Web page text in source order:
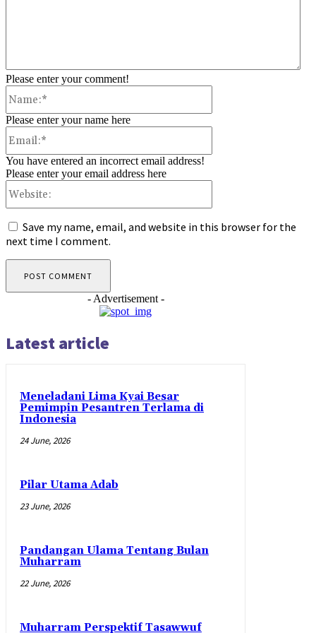
Please enter your comment!
Please enter your name here
You have entered an incorrect email address!
Please enter your email address here
Save my name, email, and website in this browser for the
next time I comment.
- Advertisement -
Latest article
Meneladani Lima Kyai Besar
Pemimpin Pesantren Terlama di
Indonesia
24 June, 2026
Pilar Utama Adab
23 June, 2026
Pandangan Ulama Tentang Bulan
Muharram
22 June, 2026
Muharram Perspektif Tasawwuf